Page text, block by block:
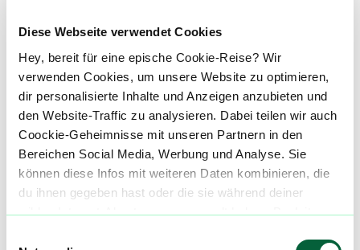
Diese Webseite verwendet Cookies
Hey, bereit für eine epische Cookie-Reise? Wir
verwenden Cookies, um unsere Website zu optimieren,
dir personalisierte Inhalte und Anzeigen anzubieten und
den Website-Traffic zu analysieren. Dabei teilen wir auch
Coockie-Geheimnisse mit unseren Partnern in den
Bereichen Social Media, Werbung und Analyse. Sie
können diese Infos mit weiteren Daten kombinieren, die
du ihnen gegeben hast oder die sie während deiner
wilden Internet-Abenteuer gesammelt haben. Begleite
Einnahmeform ist.
Granulierte Cannabisblüten wird in der Apotheke
zerkleinert und verpackt. Die Konsumenten erhalten
einen Dosierlöffel zur genauen Abmessung des
medizinischen Cannabis, um ungleichmäßige und
inkorrekte Dosierungen zu vermeiden. Der Nachteil
von granuliertem Cannabis ist seine schnellere
Oxidation, wodurch es schneller austrocknen und an
Qualität verlieren kann. Alternativ gibt es die Abgabe